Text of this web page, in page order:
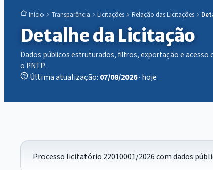
Início Transparência Licitações Relação das Licitações
Detalhe da Licitação
Dados públicos estruturados, filtros, exportação e acesso
o PNTP.
Última atualização: 07/08/2026· hoje
Processo licitatório 22010001/2026 com dados